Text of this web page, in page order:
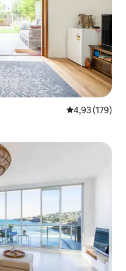
4,93 av 5 i
4,93 (179)